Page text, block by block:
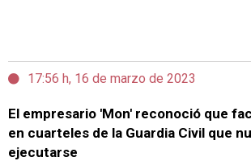
17:56 h, 16 de marzo de 2023
El empresario 'Mon' reconoció que
en cuarteles de la Guardia Civil que
ejecutarse